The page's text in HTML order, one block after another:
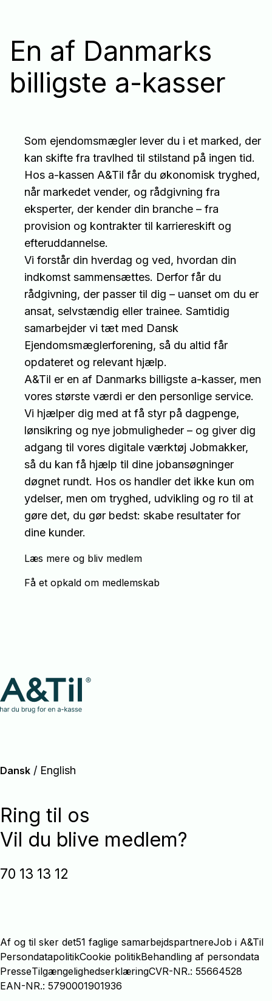
En af Danmarks
billigste a-kasser
Som ejendomsmægler lever du i et marked, der
kan skifte fra travlhed til stilstand på ingen tid.
Hos a-kassen A&Til får du økonomisk tryghed,
når markedet vender, og rådgivning fra
eksperter, der kender din branche – fra
provision og kontrakter til karriereskift og
efteruddannelse.
Vi forstår din hverdag og ved, hvordan din
indkomst sammensættes. Derfor får du
rådgivning, der passer til dig – uanset om du er
ansat, selvstændig eller trainee. Samtidig
samarbejder vi tæt med Dansk
Ejendomsmæglerforening, så du altid får
opdateret og relevant hjælp.
A&Til er en af Danmarks billigste a-kasser, men
vores største værdi er den personlige service.
Vi hjælper dig med at få styr på dagpenge,
lønsikring og nye jobmuligheder – og giver dig
adgang til vores digitale værktøj Jobmakker,
så du kan få hjælp til dine jobansøgninger
døgnet rundt. Hos os handler det ikke kun om
ydelser, men om tryghed, udvikling og ro til at
gøre det, du gør bedst: skabe resultater for
dine kunder.
Læs mere og bliv medlem
Få et opkald om medlemskab
Dansk / English
Ring til os
Vil du blive medlem?
70 13 13 12
Af og til sker det51 faglige samarbejdspartnereJob i A&Til
PersondatapolitikCookie politikBehandling af persondata
PresseTilgængelighedserklæringCVR-NR.: 55664528
EAN-NR.: 5790001901936